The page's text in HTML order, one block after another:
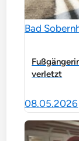
Bad
verletzt
08.05.2026